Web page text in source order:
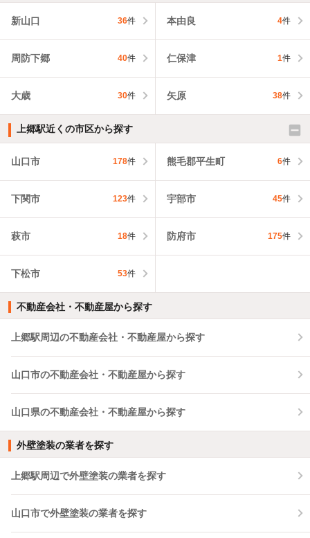
新山口 36件 本由良 4件
周防下郷 40件 仁保津 1件
大歳 30件 矢原 38件
上郷駅近くの市区から探す
山口市 178件 熊毛郡平生町 6件
下関市 123件 宇部市 45件
萩市 18件 防府市 175件
下松市 53件
不動産会社・不動産屋から探す
上郷駅周辺の不動産会社・不動産屋から探す
山口市の不動産会社・不動産屋から探す
山口県の不動産会社・不動産屋から探す
外壁塗装の業者を探す
上郷駅周辺で外壁塗装の業者を探す
山口市で外壁塗装の業者を探す